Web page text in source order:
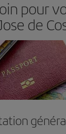
pour
de